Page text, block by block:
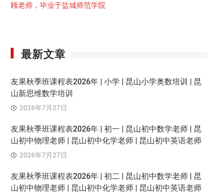
顾老师，毕业于盐城师范学院
最新文章
友果秋季班课程表2026年 | 小学 | 昆山小学奥数培训 | 昆
山新思维数学培训
2026年7月27日
友果秋季班课程表2026年 | 初一 | 昆山初中数学老师 | 昆
山初中物理老师 | 昆山初中化学老师 | 昆山初中英语老师
2026年7月27日
友果秋季班课程表2026年 | 初二 | 昆山初中数学老师 | 昆
山初中物理老师 | 昆山初中化学老师 | 昆山初中英语老师